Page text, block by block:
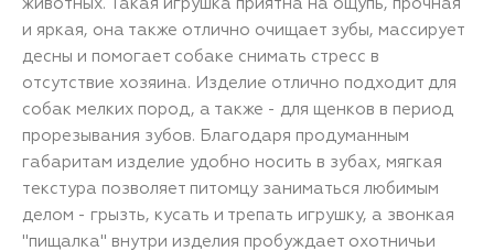
и яркая, она также отлично очищает зубы, массирует
десны и помогает собаке снимать стресс в
отсутствие хозяина. Изделие отлично подходит для
собак мелких пород, а также - для щенков в период
прорезывания зубов. Благодаря продуманным
габаритам изделие удобно носить в зубах, мягкая
текстура позволяет питомцу заниматься любимым
делом - грызть, кусать и трепать игрушку, а звонкая
"пищалка" внутри изделия пробуждает охотничьи